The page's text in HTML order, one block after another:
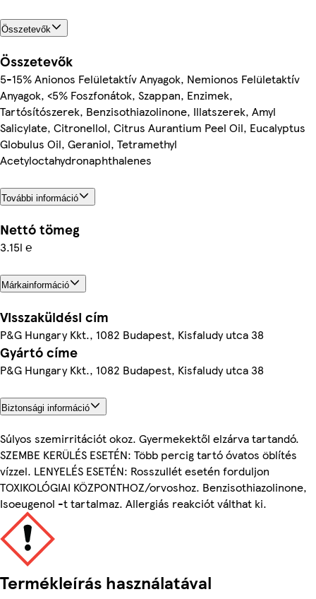
Összetevők
Összetevők
5-15% Anionos Felületaktív Anyagok, Nemionos Felületaktív
Anyagok, <5% Foszfonátok, Szappan, Enzimek,
Tartósítószerek, Benzisothiazolinone, Illatszerek, Amyl
Salicylate, Citronellol, Citrus Aurantium Peel Oil, Eucalyptus
Globulus Oil, Geraniol, Tetramethyl
Acetyloctahydronaphthalenes
További információ
Nettó tömeg
3.15l ℮
Márkainformáció
Visszaküldési cím
P&G Hungary Kkt., 1082 Budapest, Kisfaludy utca 38
Gyártó címe
P&G Hungary Kkt., 1082 Budapest, Kisfaludy utca 38
Biztonsági információ
Súlyos szemirritációt okoz. Gyermekektől elzárva tartandó.
SZEMBE KERÜLÉS ESETÉN: Több percig tartó óvatos öblítés
vízzel. LENYELÉS ESETÉN: Rosszullét esetén forduljon
TOXIKOLÓGIAI KÖZPONTHOZ/orvoshoz. Benzisothiazolinone,
Isoeugenol -t tartalmaz. Allergiás reakciót válthat ki.
Termékleírás használatával